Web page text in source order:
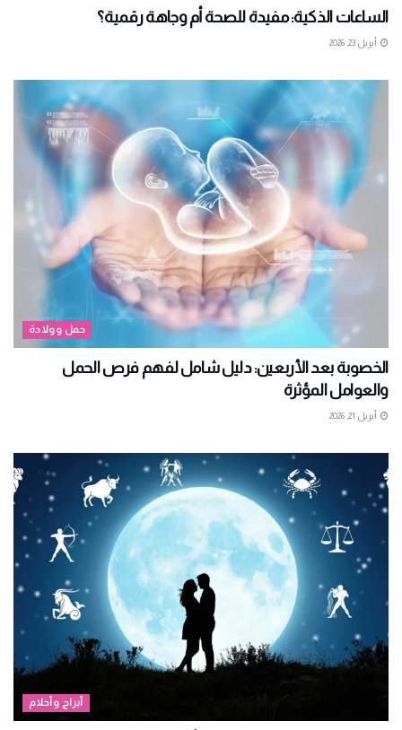
الساعات الذكية: مفيدة للصحة أم وجاهة رقمية؟
أبريل 23, 2026
حمل وولادة
الخصوبة بعد الأربعين: دليل شامل لفهم فرص الحمل
والعوامل المؤثرة
أبريل 21, 2026
أبراج وأحلام